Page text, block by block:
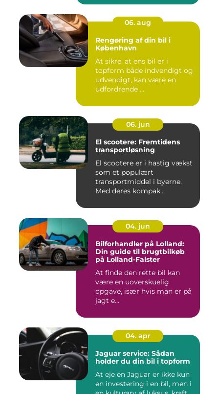
06. aug
Rengøring af din bil i
København
At sikre, at ens bil er i
topform både indvendigt og
udvendigt, kan være en
udfordrende ...
06. jun
El scootere: Fremtidens
transportløsning
El scootere er i hastig vækst
som et populært
transportmiddel i byerne.
Med deres kompak...
04. jun
Bilforhandler på Lolland:
Din guide til brugtbilkøb
på Lolland-Falster
At finde den rette bil kan
være en uoverskuelig
opgave, især hvis man er på
jagt e...
04. apr
Jaguar service: Sådan
holder du din bil i topform
At eje en Jaguar er ikke kun
en investering i en bil, men i